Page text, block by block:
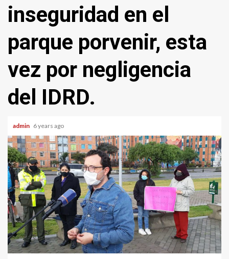
inseguridad en el
parque porvenir, esta
vez por negligencia
del IDRD.
admin 6 years ago